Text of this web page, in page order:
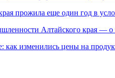
прожила еще один год в
Алтайского края —
как изменились цены на